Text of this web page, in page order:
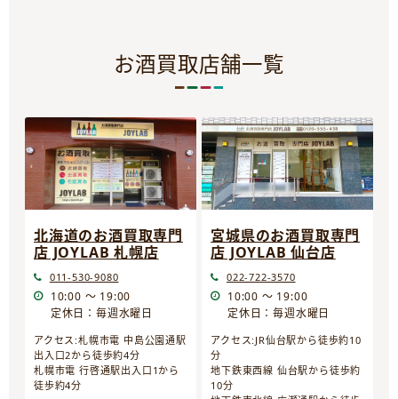
お酒買取店舗一覧
北海道のお酒買取専門
店 JOYLAB 札幌店
011-530-9080
10:00 ～ 19:00
定休日：毎週水曜日
アクセス:札幌市電 中島公園通駅
出入口2から徒歩約4分
札幌市電 行啓通駅出入口1から
徒歩約4分
宮城県のお酒買取専門
店 JOYLAB 仙台店
022-722-3570
10:00 ～ 19:00
定休日：毎週水曜日
アクセス:JR仙台駅から徒歩約10
分
地下鉄東西線 仙台駅から徒歩約
10分